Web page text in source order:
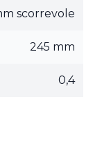
scorrevole
245 mm
0,4